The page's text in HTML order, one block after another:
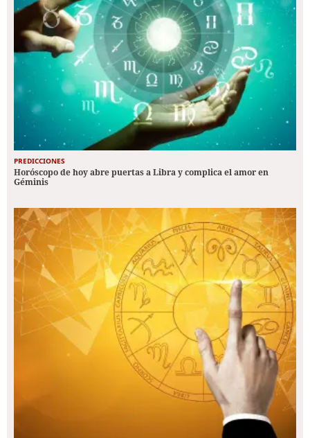
PREDICCIONES
Horóscopo de hoy abre puertas a Libra y complica el amor en
Géminis